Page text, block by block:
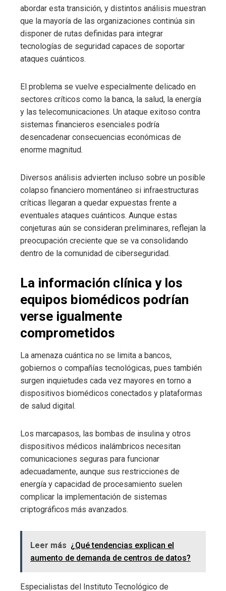
abordar esta transición, y distintos análisis muestran
que la mayoría de las organizaciones continúa sin
disponer de rutas definidas para integrar
tecnologías de seguridad capaces de soportar
ataques cuánticos.
El problema se vuelve especialmente delicado en
sectores críticos como la banca, la salud, la energía
y las telecomunicaciones. Un ataque exitoso contra
sistemas financieros esenciales podría
desencadenar consecuencias económicas de
enorme magnitud.
Diversos análisis advierten incluso sobre un posible
colapso financiero momentáneo si infraestructuras
críticas llegaran a quedar expuestas frente a
eventuales ataques cuánticos. Aunque estas
conjeturas aún se consideran preliminares, reflejan la
preocupación creciente que se va consolidando
dentro de la comunidad de ciberseguridad.
La información clínica y los
equipos biomédicos podrían
verse igualmente
comprometidos
La amenaza cuántica no se limita a bancos,
gobiernos o compañías tecnológicas, pues también
surgen inquietudes cada vez mayores en torno a
dispositivos biomédicos conectados y plataformas
de salud digital.
Los marcapasos, las bombas de insulina y otros
dispositivos médicos inalámbricos necesitan
comunicaciones seguras para funcionar
adecuadamente, aunque sus restricciones de
energía y capacidad de procesamiento suelen
complicar la implementación de sistemas
criptográficos más avanzados.
Leer más ¿Qué tendencias explican el
aumento de demanda de centros de datos?
Especialistas del Instituto Tecnológico de